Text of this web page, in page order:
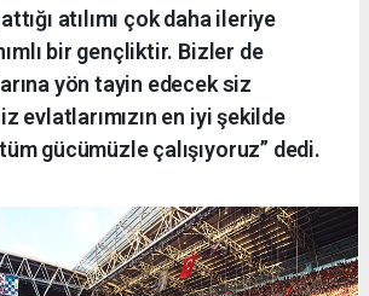
atılımı çok daha ileriye
bir gençliktir. Bizler de
yön tayin edecek siz
evlatlarımızın en iyi şekilde
gücümüzle çalışıyoruz” dedi.